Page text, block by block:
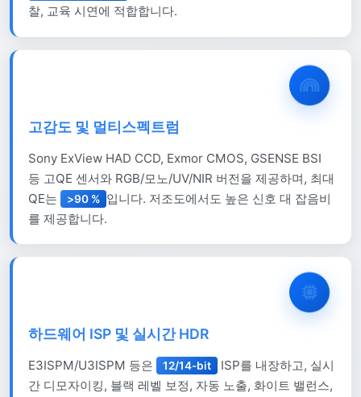
찰, 교육 시연에 적합합니다.
고감도 및 멀티스펙트럼
Sony ExView HAD CCD, Exmor CMOS, GSENSE BSI
등 고QE 센서와 RGB/모노/UV/NIR 버전을 제공하며, 최대
QE는
>90 % 입니다. 저조도에서도 높은 신호 대 잡음비
를 제공합니다.
하드웨어 ISP 및 실시간 HDR
E3ISPM/U3ISPM 등은 12/14-bit
ISP를 내장하고, 실시
간 디모자이킹, 블랙 레벨 보정, 자동 노출, 화이트 밸런스,